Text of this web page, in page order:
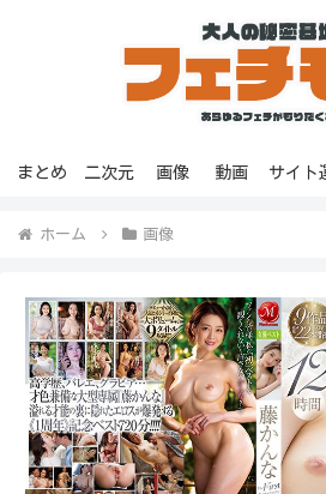
まとめ 二次元 画像 動画 サイト
ホーム 画像